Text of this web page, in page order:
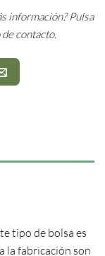
información? Pulsa
contacto.
tipo de bolsa es
la fabricación son